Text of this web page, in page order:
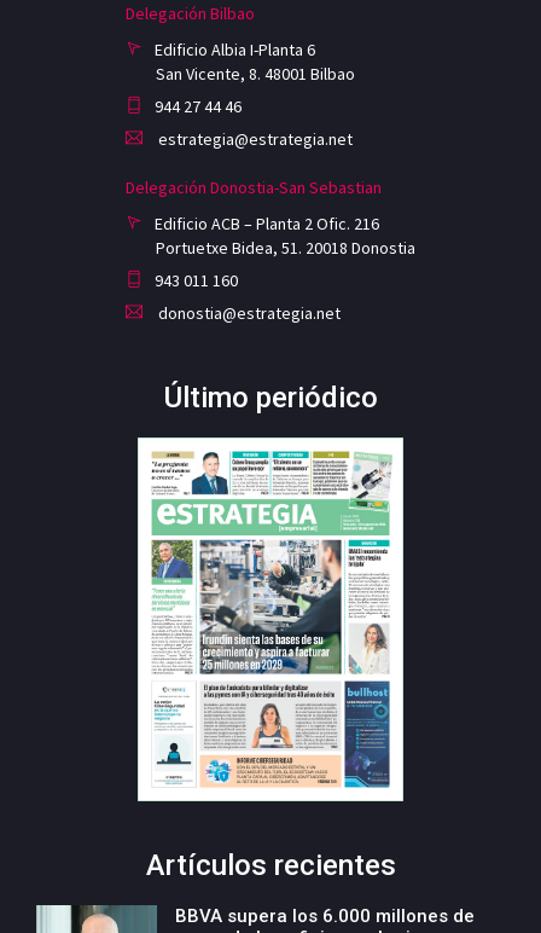
Delegación Bilbao
Edificio Albia I-Planta 6
San Vicente, 8. 48001 Bilbao
944 27 44 46
estrategia@estrategia.net
Delegación Donostia-San Sebastian
Edificio ACB – Planta 2 Ofic. 216
Portuetxe Bidea, 51. 20018 Donostia
943 011 160
donostia@estrategia.net
Último periódico
Artículos recientes
BBVA supera los 6.000 millones de